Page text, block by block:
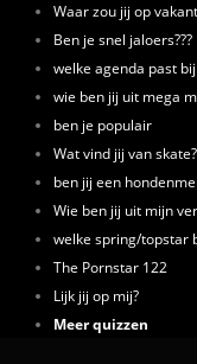
Waar zou jij op
Ben je snel jaloers???
welke agenda past
wie ben jij uit mega
ben je populair
Wat vind jij van skate?
ben jij een
Wie ben jij uit mijn
welke spring/topstar
The Pornstar 122
Lijk jij op mij?
Meer quizzen